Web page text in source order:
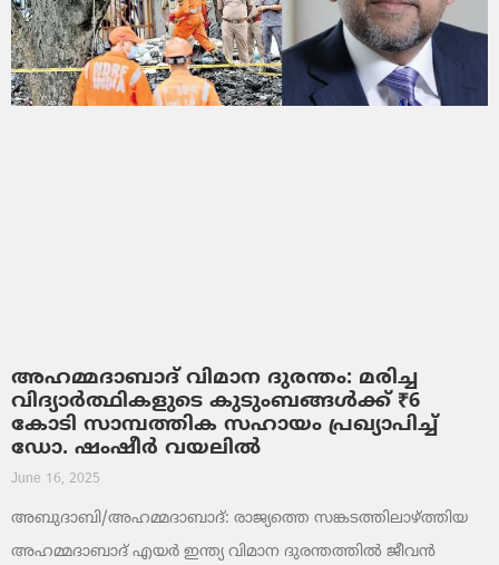
അഹമ്മദാബാദ് വിമാന ദുരന്തം: മരിച്ച
വിദ്യാർത്ഥികളുടെ കുടുംബങ്ങൾക്ക് ₹6
കോടി സാമ്പത്തിക സഹായം പ്രഖ്യാപിച്ച്
ഡോ. ഷംഷീർ വയലിൽ
June 16, 2025
അബുദാബി/അഹമ്മദാബാദ്: രാജ്യത്തെ സങ്കടത്തിലാഴ്ത്തിയ
അഹമ്മദാബാദ് എയർ ഇന്ത്യ വിമാന ദുരന്തത്തിൽ ജീവൻ